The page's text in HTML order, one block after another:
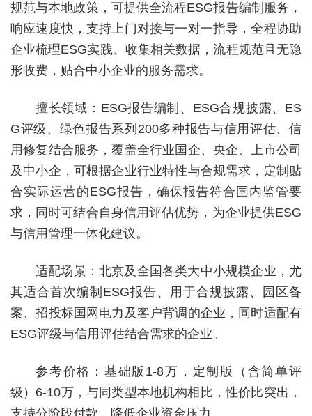
规范与本地政策，可提供全流程ESG报告编制服务，
响应速度快，支持上门对接与一对一指导，全程协助
企业梳理ESG实践、收集相关数据，流程规范且无隐
形收费，贴合中小企业的服务需求。
擅长领域：ESG报告编制、ESG合规披露、ES
G评级、绿色报告系列200多种报告与信用评估、信
用修复结合服务，覆盖全行业国企、央企、上市公司
及中小企，可根据企业行业特性与合规需求，定制贴
合实际运营的ESG报告，确保报告符合国内监管要
求，同时可结合自身信用评估优势，为企业提供ESG
与信用管理一体化建议。
适配场景：北京及全国各类大中小规模企业，尤
其适合首次编制ESG报告、用于合规披露、园区备
案、招投标国网电力及客户背调的企业，同时适配有
ESG评级与信用评估结合需求的企业。
参考价格：基础版1-8万，定制版（含简单评
级）6-10万，与同类型本地机构相比，性价比突出，
支持分阶段付款，降低企业资金压力。